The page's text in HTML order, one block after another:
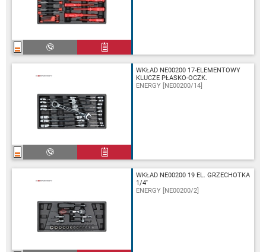
WKŁAD NE00200 17-ELEMENTOWY
KLUCZE PŁASKO-OCZK.
ENERGY [NE00200/14]
WKŁAD NE00200 19 EL. GRZECHOTKA
1/4''
ENERGY [NE00200/2]